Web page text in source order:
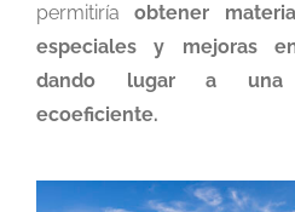
permitiríaobtener
especiales y mejoras
dando lugar a una
ecoeficiente.